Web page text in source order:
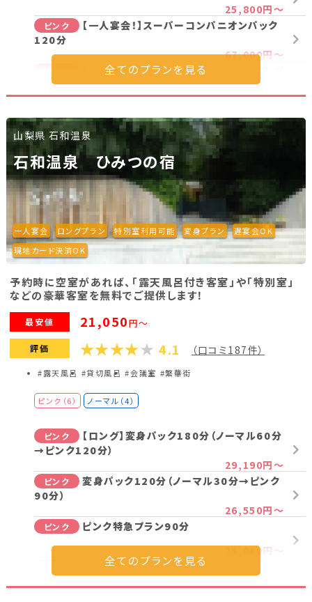
ノーマル
ノーマルコンパニオン2時間パック
ノーマル
ノーマルコンパニオン3時間パック
35,450円～
ノーマル
ノーマルコンパニオン4時間パック
39,450円～
ノーマル
ノーマルコンパニオン5時間パック
ノーマル
熱海芸者2時間パック
34,650円～
【一人宴会！】熱海芸者2時間パック
66,650円～
プラン詳細を見る
25,800円～
ピンク
【一人宴会！】スーパーコンパニオンパック
120分
67,000円～
【一人宴会！】ハーフ＆ハーフコンパニオンパ
ック120分
53,500円～
ノーマル
ノーマルコンパニオンパック120分
22,000円～
ノーマル
【一人宴会！】ノーマルコンパニオンパック
120分
プラン詳細を見る
山梨県 石和温泉
石和温泉 ひみつの宿
一人宴会 ロングプラン 特別室利用可能 変身プラン
遅宴会OK
現地カード決済OK
予約時に空室があれば、「露天風呂付き客室」や「特別室」
などの豪華客室を無料でご提供します！
最安値 21,050円～
評価 4.1 （口コミ187件）
#露天風呂 #貸切風呂 #会議室 #繁華街
ピンク（6） ノーマル（4）
ピンク
【ロング】変身パック180分（ノーマル60分
→ピンク120分）
29,190円～
ピンク
変身パック120分（ノーマル30分→ピンク
90分）
26,550円～
ピンク
ピンク特急プラン90分
25,010円～
【ロング】【一人宴会】変身パック180分（ノ